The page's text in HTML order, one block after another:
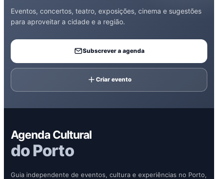
Eventos, concertos, teatro, exposições, cinema e sugestões
para aproveitar a cidade e a região.
Subscrever a agenda
Criar evento
Agenda Cultural
do Porto
Guia independente de eventos, cultura e experiências no Porto,